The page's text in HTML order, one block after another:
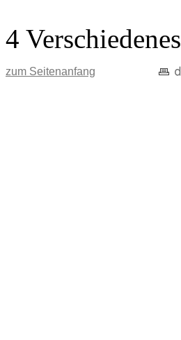
4 Verschiedenes
zum Seitenanfang